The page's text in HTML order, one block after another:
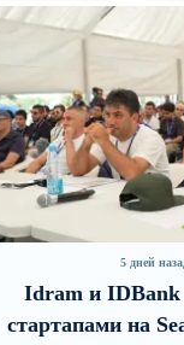
5 дней
В мобильном
Юнибанка